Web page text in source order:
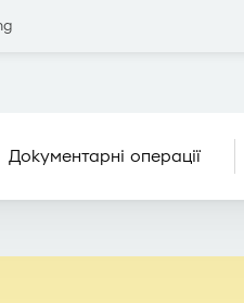
Документарні операції